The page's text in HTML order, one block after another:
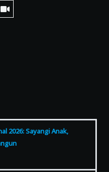
2026: Sayangi Anak,